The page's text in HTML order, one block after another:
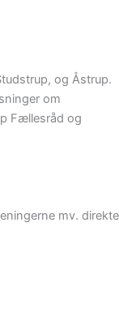
og Åstrup.
om
Fællesråd og
mv. direkte